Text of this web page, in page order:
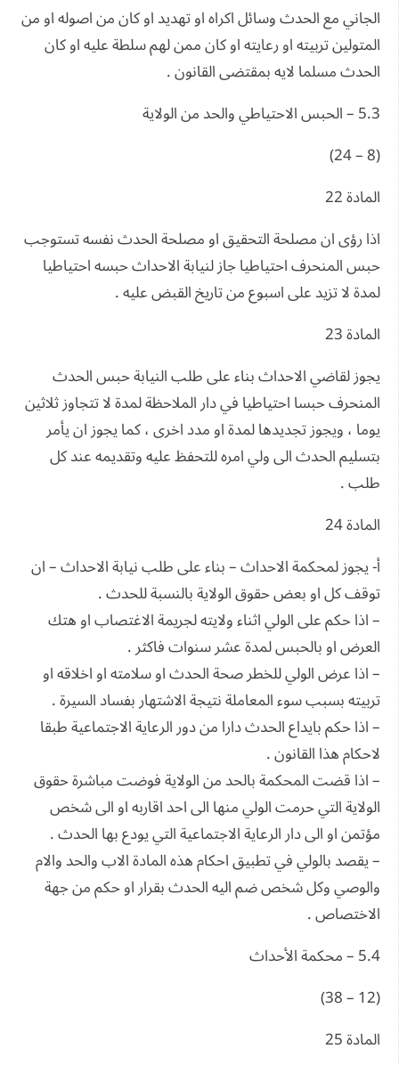
الجاني مع الحدث وسائل اكراه او تهديد او كان من اصوله او من
المتولين تربيته او رعايته او كان ممن لهم سلطة عليه او كان
الحدث مسلما لايه بمقتضى القانون .
5.3 – الحبس الاحتياطي والحد من الولاية
(8 – 24)
المادة 22
اذا رؤى ان مصلحة التحقيق او مصلحة الحدث نفسه تستوجب
حبس المنحرف احتياطيا جاز لنيابة الاحداث حبسه احتياطيا
لمدة لا تزيد على اسبوع من تاريخ القبض عليه .
المادة 23
يجوز لقاضي الاحداث بناء على طلب النيابة حبس الحدث
المنحرف حبسا احتياطيا في دار الملاحظة لمدة لا تتجاوز ثلاثين
يوما ، ويجوز تجديدها لمدة او مدد اخرى ، كما يجوز ان يأمر
بتسليم الحدث الى ولي امره للتحفظ عليه وتقديمه عند كل
طلب .
المادة 24
أ- يجوز لمحكمة الاحداث – بناء على طلب نيابة الاحداث – ان
توقف كل او بعض حقوق الولاية بالنسبة للحدث .
– اذا حكم على الولي اثناء ولايته لجريمة الاغتصاب او هتك
العرض او بالحبس لمدة عشر سنوات فاكثر .
– اذا عرض الولي للخطر صحة الحدث او سلامته او اخلاقه او
تربيته بسبب سوء المعاملة نتيجة الاشتهار بفساد السيرة .
– اذا حكم بايداع الحدث دارا من دور الرعاية الاجتماعية طبقا
لاحكام هذا القانون .
– اذا قضت المحكمة بالحد من الولاية فوضت مباشرة حقوق
الولاية التي حرمت الولي منها الى احد اقاربه او الى شخص
مؤتمن او الى دار الرعاية الاجتماعية التي يودع بها الحدث .
– يقصد بالولي في تطبيق احكام هذه المادة الاب والحد والام
والوصي وكل شخص ضم اليه الحدث بقرار او حكم من جهة
الاختصاص .
5.4 – محكمة الأحداث
(12 – 38)
المادة 25